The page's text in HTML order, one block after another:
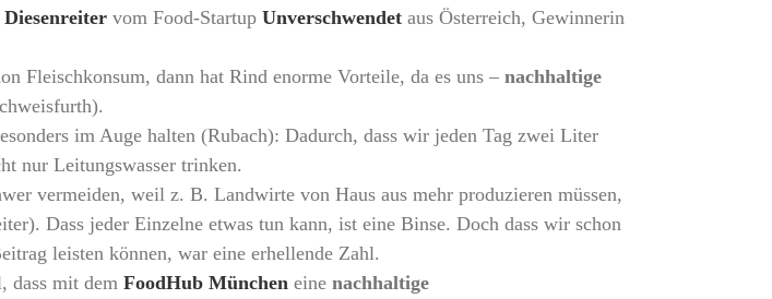
vom Food-Startup Unverschwendet aus Österreich, Gewinnerin
Fleischkonsum, dann hat Rind enorme Vorteile, da es uns – nachhaltige
im Auge halten (Rubach): Dadurch, dass wir jeden Tag zwei Liter
nur Leitungswasser trinken.
vermeiden, weil z. B. Landwirte von Haus aus mehr produzieren müssen,
Dass jeder Einzelne etwas tun kann, ist eine Binse. Doch dass wir schon
leisten können, war eine erhellende Zahl.
dass mit dem FoodHub München eine nachhaltige